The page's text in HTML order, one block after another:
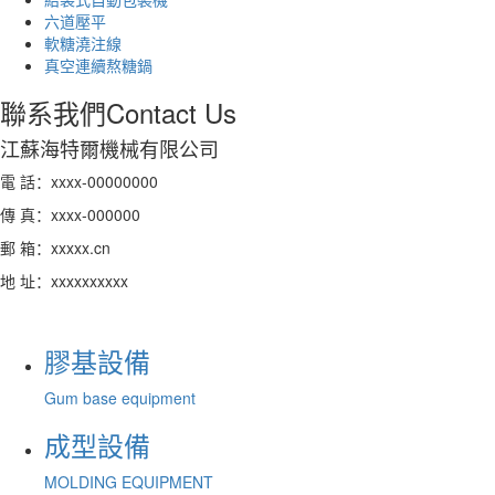
六道壓平
軟糖澆注線
真空連續熬糖鍋
聯系我們Contact Us
江蘇海特爾機械有限公司
電 話：xxxx-00000000
傳 真：xxxx-000000
郵 箱：xxxxx.cn
地 址：xxxxxxxxxx
膠基設備
Gum base equipment
成型設備
MOLDING EQUIPMENT